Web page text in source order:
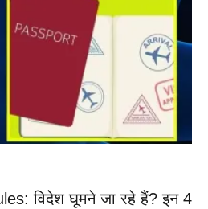
विदेश घूमने जा रहे हैं? इन 4